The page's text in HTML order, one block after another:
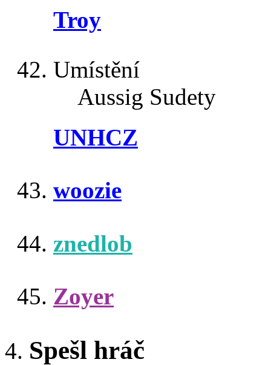
Troy
Umístění
Aussig Sudety
UNHCZ
woozie
znedlob
Zoyer
Spešl hráč